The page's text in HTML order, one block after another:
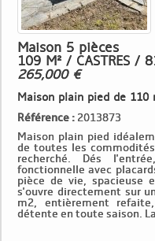
Maison 5 pièces
109 M² / CASTRES /
265,000 €
Maison plain pied de 110
Référence : 2013873
Maison plain pied
de toutes les
recherché. Dés
fonctionnelle avec
pièce de vie, spacieuse
s'ouvre directement sur
m2, entièrement
détente en toute saison.